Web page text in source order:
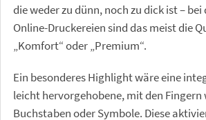
die weder zu dünn, noch zu dick ist –
Online-Druckereien sind das meist die
„Komfort“ oder „Premium“.
Ein besonderes Highlight wäre eine
leicht hervorgehobene, mit den
Buchstaben oder Symbole. Diese